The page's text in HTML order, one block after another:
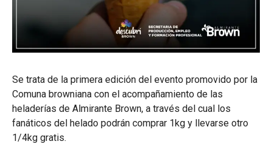
Se trata de la primera edición del evento promovido por la
Comuna browniana con el acompañamiento de las
heladerías de Almirante Brown, a través del cual los
fanáticos del helado podrán comprar 1kg y llevarse otro
1/4kg gratis.